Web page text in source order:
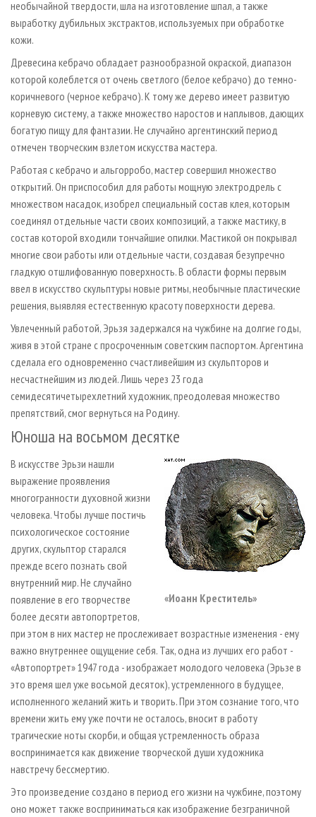
необычайной твердости, шла на изготовление шпал, а также
выработку дубильных экстрактов, используемых при обработке
кожи.
Древесина кебрачо обладает разнообразной окраской, диапазон
которой колеблется от очень светлого (белое кебрачо) до темно-
коричневого (черное кебрачо). К тому же дерево имеет развитую
корневую систему, а также множество наростов и наплывов, дающих
богатую пищу для фантазии. Не случайно аргентинский период
отмечен творческим взлетом искусства мастера.
Работая с кебрачо и альгорробо, мастер совершил множество
открытий. Он приспособил для работы мощную электродрель с
множеством насадок, изобрел специальный состав клея, которым
соединял отдельные части своих композиций, а также мастику, в
состав которой входили тончайшие опилки. Мастикой он покрывал
многие свои работы или отдельные части, создавая безупречно
гладкую отшлифованную поверхность. В области формы первым
ввел в искусство скульптуры новые ритмы, необычные пластические
решения, выявляя естественную красоту поверхности дерева.
Увлеченный работой, Эрьзя задержался на чужбине на долгие годы,
живя в этой стране с просроченным советским паспортом. Аргентина
сделала его одновременно счастливейшим из скульпторов и
несчастнейшим из людей. Лишь через 23 года
семидесятичетырехлетний художник, преодолевая множество
препятствий, смог вернуться на Родину.
Юноша на восьмом десятке
«Иоанн Креститель»
В искусстве Эрьзи нашли
выражение проявления
многогранности духовной жизни
человека. Чтобы лучше постичь
психологическое состояние
других, скульптор старался
прежде всего познать свой
внутренний мир. Не случайно
появление в его творчестве
более десяти автопортретов,
при этом в них мастер не прослеживает возрастные изменения - ему
важно внутреннее ощущение себя. Так, одна из лучших его работ -
«Автопортрет» 1947 года - изображает молодого человека (Эрьзе в
это время шел уже восьмой десяток), устремленного в будущее,
исполненного желаний жить и творить. При этом сознание того, что
времени жить ему уже почти не осталось, вносит в работу
трагические ноты скорби, и общая устремленность образа
воспринимается как движение творческой души художника
навстречу бессмертию.
Это произведение создано в период его жизни на чужбине, поэтому
оно может также восприниматься как изображение безграничной